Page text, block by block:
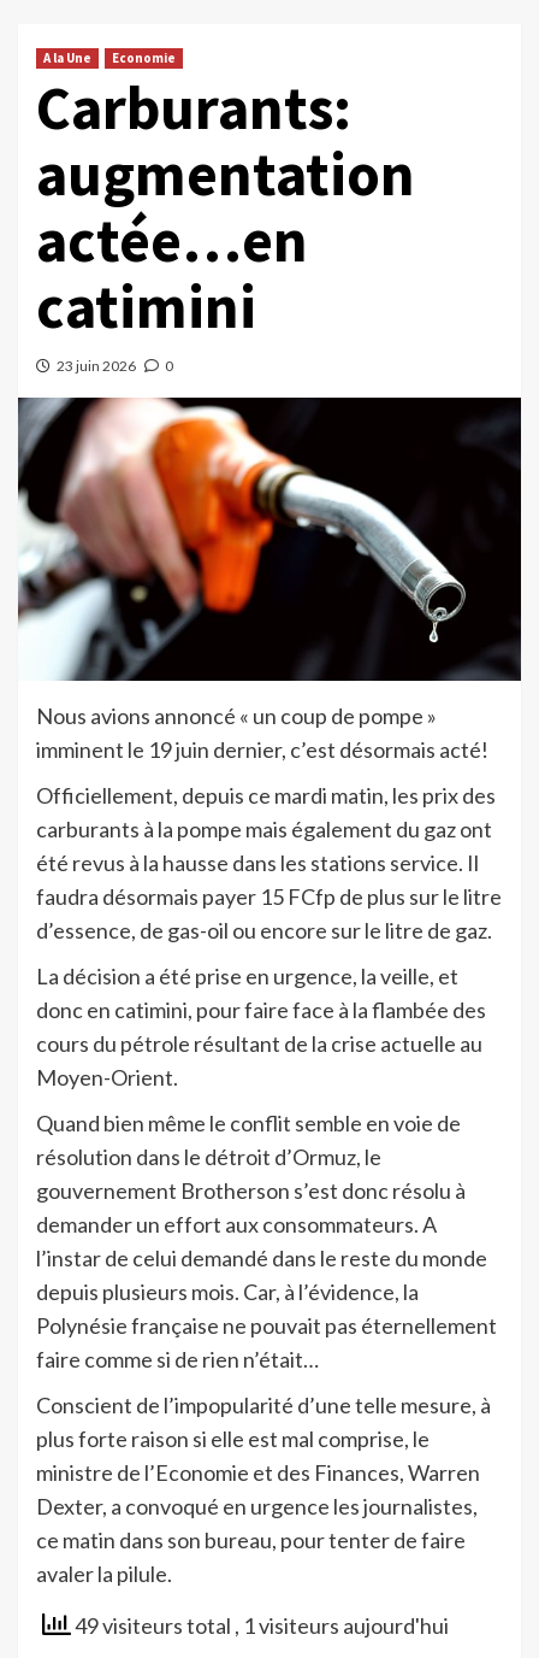
A la Une Economie
Carburants:
augmentation
actée…en
catimini
23 juin 2026 0
Nous avions annoncé « un coup de pompe »
imminent le 19 juin dernier, c’est désormais acté!
Officiellement, depuis ce mardi matin, les prix des
carburants à la pompe mais également du gaz ont
été revus à la hausse dans les stations service. Il
faudra désormais payer 15 FCfp de plus sur le litre
d’essence, de gas-oil ou encore sur le litre de gaz.
La décision a été prise en urgence, la veille, et
donc en catimini, pour faire face à la flambée des
cours du pétrole résultant de la crise actuelle au
Moyen-Orient.
Quand bien même le conflit semble en voie de
résolution dans le détroit d’Ormuz, le
gouvernement Brotherson s’est donc résolu à
demander un effort aux consommateurs. A
l’instar de celui demandé dans le reste du monde
depuis plusieurs mois. Car, à l’évidence, la
Polynésie française ne pouvait pas éternellement
faire comme si de rien n’était…
Conscient de l’impopularité d’une telle mesure, à
plus forte raison si elle est mal comprise, le
ministre de l’Economie et des Finances, Warren
Dexter, a convoqué en urgence les journalistes,
ce matin dans son bureau, pour tenter de faire
avaler la pilule.
49 visiteurs total , 1 visiteurs aujourd'hui